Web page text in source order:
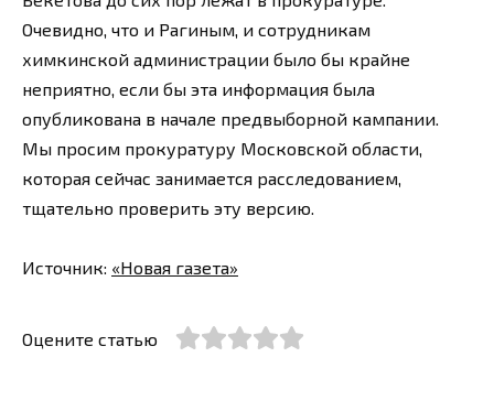
Очевидно, что и Рагиным, и сотрудникам
химкинской администрации было бы крайне
неприятно, если бы эта информация была
опубликована в начале предвыборной кампании.
Мы просим прокуратуру Московской области,
которая сейчас занимается расследованием,
тщательно проверить эту версию.
Источник: «Новая газета»
Оцените статью